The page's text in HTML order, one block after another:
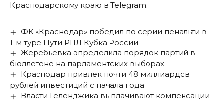
Краснодарскому краю в Telegram.
ФК «Краснодар» победил по серии пенальти в
1-м туре Пути РПЛ Кубка России
Жеребьевка определила порядок партий в
бюллетене на парламентских выборах
Краснодар привлек почти 48 миллиардов
рублей инвестиций с начала года
Власти Геленджика выплачивают компенсации